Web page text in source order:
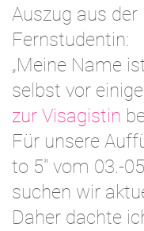
Auszug aus
Fernstudentin:
„Meine Name
selbst vor
zur Visagistin
Für unsere
to 5″ vom 03.-
suchen wir
Daher dachte